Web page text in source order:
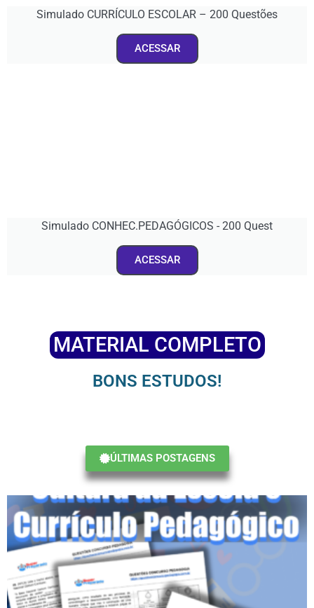
Simulado CURRÍCULO ESCOLAR – 200 Questões
ACESSAR
Simulado CONHEC.PEDAGÓGICOS - 200 Quest
ACESSAR
MATERIAL COMPLETO
BONS ESTUDOS!
ÚLTIMAS POSTAGENS